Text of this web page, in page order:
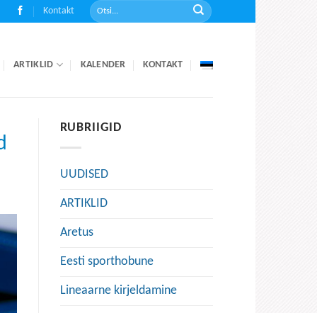
Kontakt
ARTIKLID KALENDER KONTAKT
RUBRIIGID
UUDISED
ARTIKLID
Aretus
Eesti sporthobune
Lineaarne kirjeldamine